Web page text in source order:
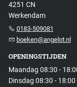
4251 CN
Werkendam
0183-509081
boeken@angelot.nl
OPENINGSTIJDEN
Maandag 08:30 -
Dinsdag 08:30 - 18:00